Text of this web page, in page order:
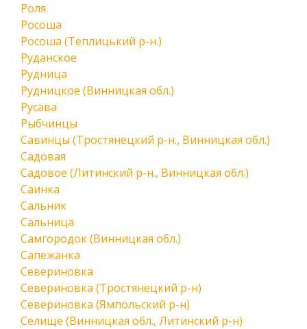
Роля
Росоша
Росоша (Теплицький р-н.)
Руданское
Рудница
Рудницкое (Винницкая обл.)
Русава
Рыбчинцы
Савинцы (Тростянецкий р-н., Винницкая обл.)
Садовая
Садовое (Литинский р-н., Винницкая обл.)
Саинка
Сальник
Сальница
Самгородок (Винницкая обл.)
Сапежанка
Севериновка
Севериновка (Тростянецкий р-н)
Севериновка (Ямпольский р-н)
Селище (Винницкая обл., Литинский р-н)